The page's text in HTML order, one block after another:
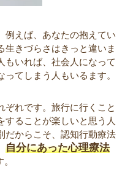
例えば、あなたの抱えてい
生きづらさはきっと違いま
もいれば、社会人になって
てしまう人もいるます。
ぞれです。旅行に行くこと
することが楽しいと思う人
だからこそ、認知行動療法
自分にあった心理療法